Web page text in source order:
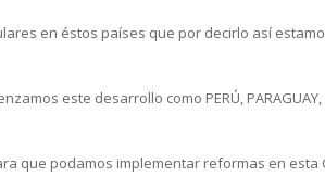
en éstos países que por decirlo así
este desarrollo como PERÚ, PARAGUAY,
que podamos implementar reformas en esta